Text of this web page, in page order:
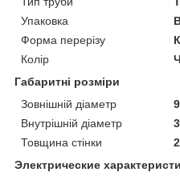
Упаковка
Форма перерізу
Колір
Габаритні розміри
Зовнішній діаметр
Внутрішній діаметр
Товщина стінки
Электрические